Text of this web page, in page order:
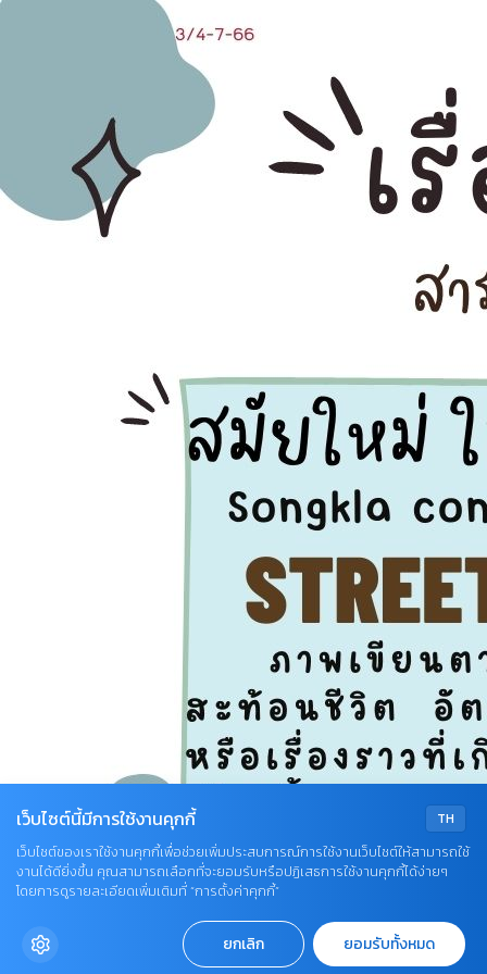
TH
เว็บไซต์นี้มีการใช้งานคุกกี้
เว็บไซต์ของเราใช้งานคุกกี้เพื่อช่วยเพิ่มประสบการณ์การใช้งานเว็บไซต์ให้สามารถใช้
งานได้ดียิ่งขึ้น คุณสามารถเลือกที่จะยอมรับหรือปฏิเสธการใช้งานคุกกี้ได้ง่ายๆ
โดยการดูรายละเอียดเพิ่มเติมที่ “การตั้งค่าคุกกี้”
ยกเลิก ยอมรับทั้งหมด